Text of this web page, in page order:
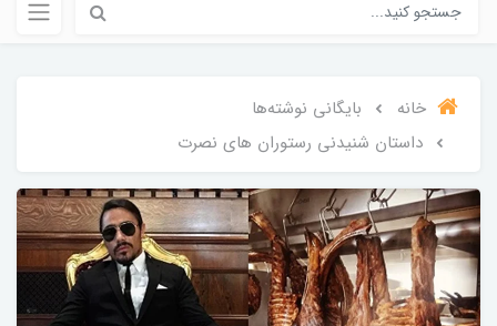
خانه
بایگانی نوشته‌ها
داستان شنیدنی رستوران های نصرت